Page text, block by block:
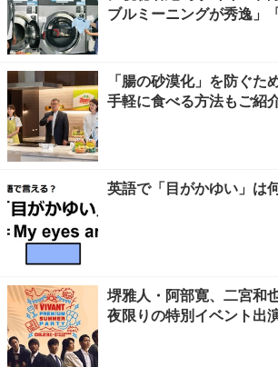
ブルミーニングが秀逸」
「腸の砂漠化」を防ぐた
手軽に食べる方法もご紹
英語で「目がかゆい」は
堺雅人・阿部寛、二宮和
夜限りの特別イベント出